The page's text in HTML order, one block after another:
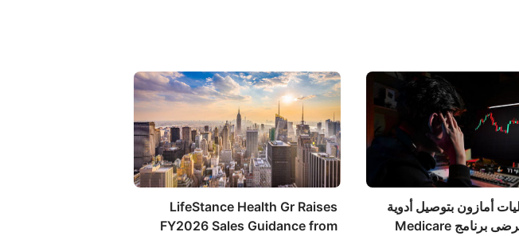
أمازون بتوصيل أدوية
GLP-1 لمرضى برنامج Medicare
LifeStance Health Gr Raises
FY2026 Sales Guidance from